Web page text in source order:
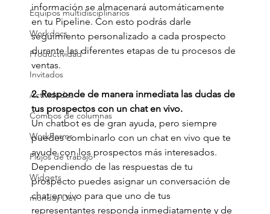
Equipos multidisciplinarios
Workdocs
Productividad
Invitados
Actividades
Combos de columnas
WorkForms
Flujos de trabajo
Widgets
monday Dev
información se almacenará automáticamente
en tu Pipeline. Con esto podrás darle
seguimiento personalizado a cada prospecto
durante las diferentes etapas de tu procesos de
ventas.
2. Responde de manera inmediata las dudas de
tus prospectos con un chat en vivo.
Un chatbot es de gran ayuda, pero siempre
puedes combinarlo con un chat en vivo que te
ayude con los prospectos más interesados.
Dependiendo de las respuestas de tu
prospecto puedes asignar un conversación de
chat en vivo para que uno de tus
representantes responda inmediatamente y de